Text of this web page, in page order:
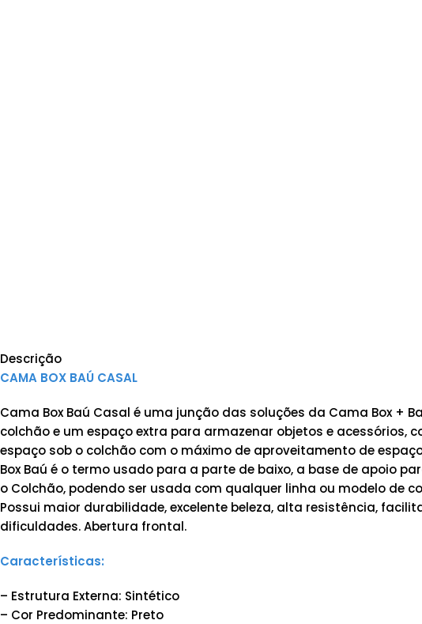
Descrição
CAMA BOX BAÚ CASAL
Cama Box Baú Casal é uma junção das soluções da Cama Box
colchão e um espaço extra para armazenar objetos e acessórios,
espaço sob o colchão com o máximo de aproveitamento de
Box Baú é o termo usado para a parte de baixo, a base de apoio
o Colchão, podendo ser usada com qualquer linha ou modelo de
Possui maior durabilidade, excelente beleza, alta resistência,
dificuldades. Abertura frontal.
Características:
– Estrutura Externa: Sintético
– Cor Predominante: Preto